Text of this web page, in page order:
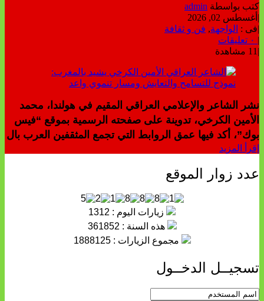
كتب بواسطة admin
| أغسطس 02, 2026
|فى : الواجهة, فن و ثقافة
|
| 11 مشاهدة
نشر الشاعر والإعلامي العراقي المقيم في هولندا، محمد
الأمين الكرخي، تدوينة على صفحته الرسمية بموقع “فيس
بوك”، أكد فيها عمق الروابط التي تجمع المثقفين العرب بال
إقرأ المزيد
عدد زوار الموقع
زيارات اليوم : 1312
هذه السنة : 361852
مجموع الزيارات : 1888125
تسجيــل الدخــول